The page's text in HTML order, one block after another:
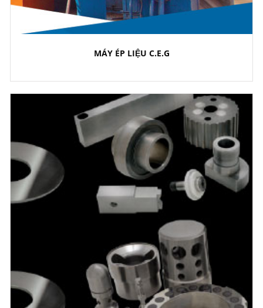
MÁY ÉP LIỆU C.E.G